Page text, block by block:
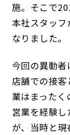
施。そこで
本社スタッフ
なりました。
今回の異動
店舗での接
業はまった
営業を経験
が、当時と